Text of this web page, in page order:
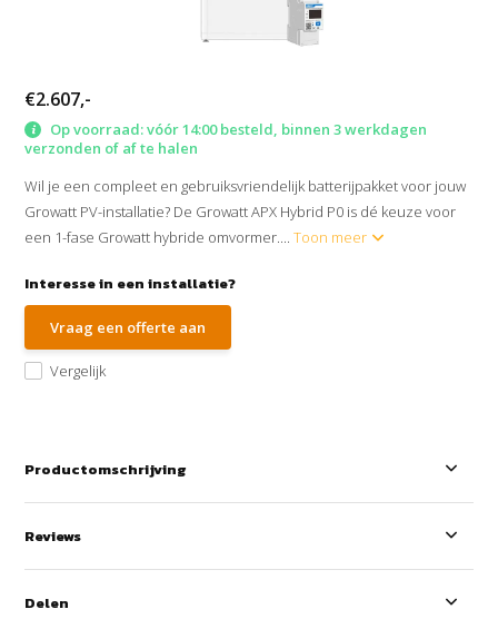
€2.607,-
Op voorraad: vóór 14:00 besteld, binnen 3 werkdagen
verzonden of af te halen
Wil je een compleet en gebruiksvriendelijk batterijpakket voor jouw
Growatt PV-installatie? De Growatt APX Hybrid P0 is dé keuze voor
een 1-fase Growatt hybride omvormer....Toon meer
Interesse in een installatie?
Vraag een offerte aan
Vergelijk
Productomschrijving
Reviews
Delen